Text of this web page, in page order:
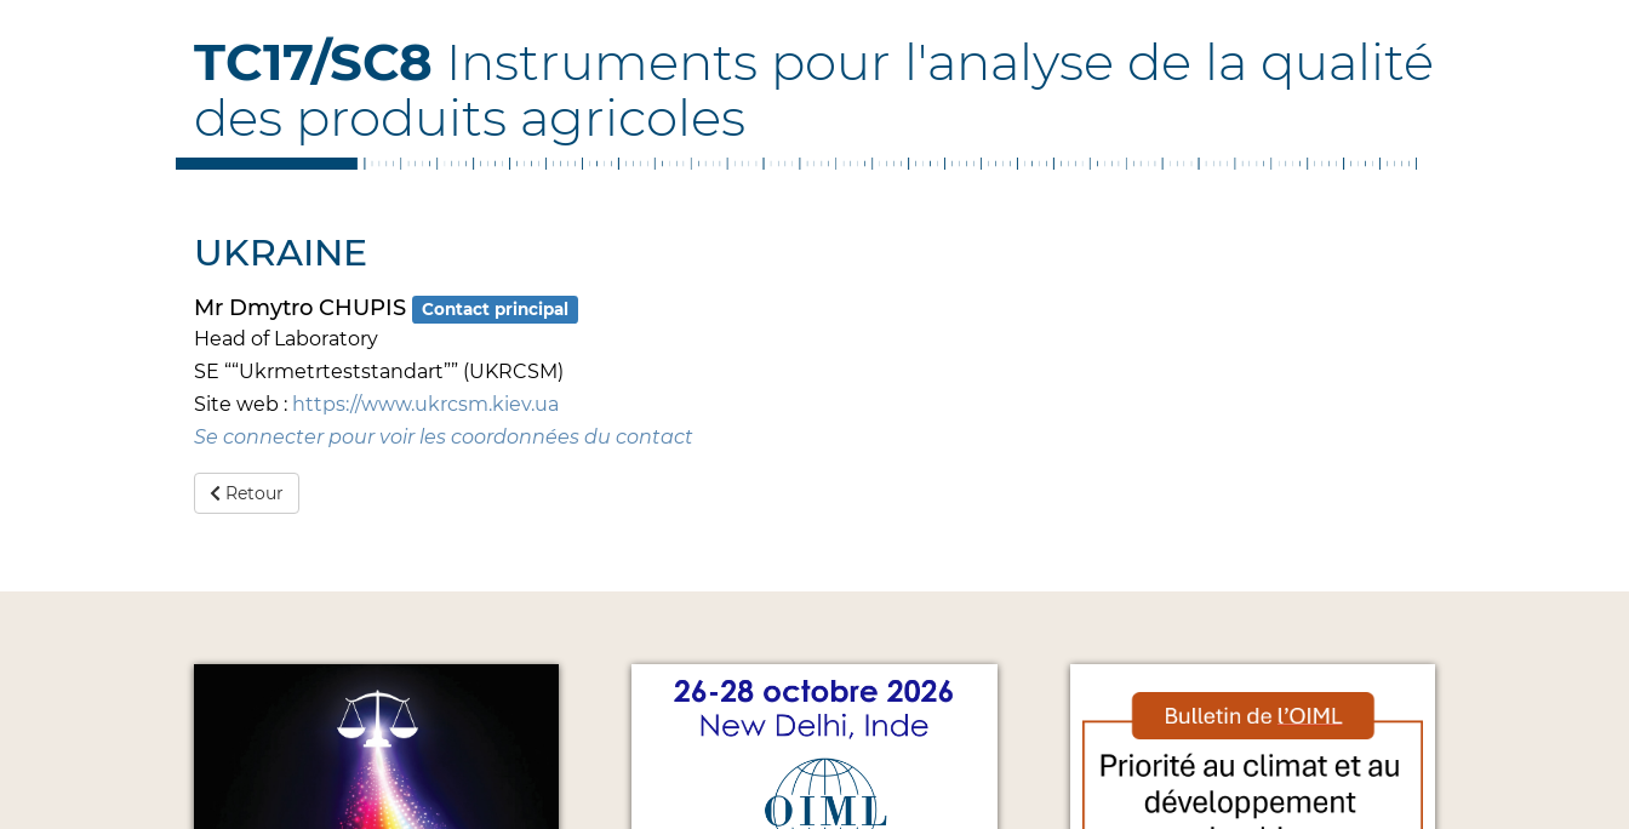
TC17/SC8 Instruments pour l'analyse de la qualité
des produits agricoles
UKRAINE
Mr Dmytro CHUPIS Contact principal
Head of Laboratory
SE ““Ukrmetrteststandart”” (UKRCSM)
Site web : https://www.ukrcsm.kiev.ua
Se connecter pour voir les coordonnées du contact
Retour